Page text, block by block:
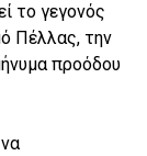
το γεγονός
Πέλλας, την
προόδου